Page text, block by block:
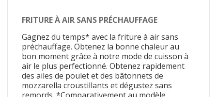
FRITURE À AIR SANS PRÉCHAUFFAGE
Gagnez du temps* avec la friture à air sans
préchauffage. Obtenez la bonne chaleur au
bon moment grâce à notre mode de cuisson à
air le plus perfectionné. Obtenez rapidement
des ailes de poulet et des bâtonnets de
mozzarella croustillants et dégustez sans